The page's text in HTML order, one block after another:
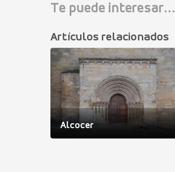
Te puede interesar...
Artículos relacionados
Alcocer